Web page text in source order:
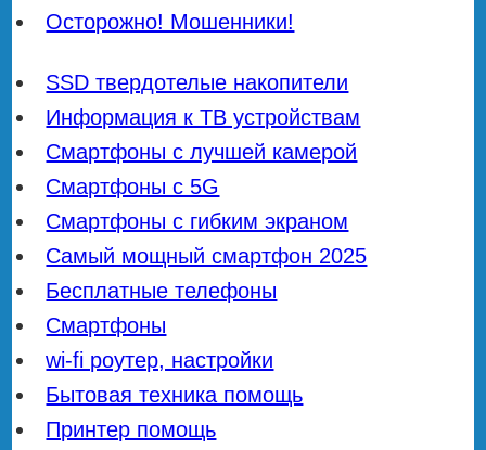
Осторожно! Мошенники!
SSD твердотелые накопители
Информация к ТВ устройствам
Смартфоны с лучшей камерой
Смартфоны с 5G
Смартфоны с гибким экраном
Самый мощный смартфон 2025
Бесплатные телефоны
Смартфоны
wi-fi роутер, настройки
Бытовая техника помощь
Принтер помощь